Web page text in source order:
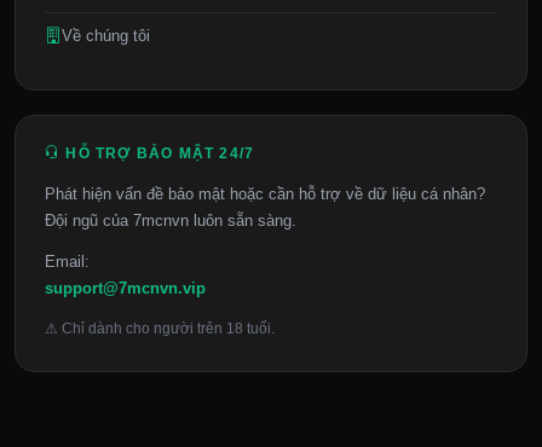
Về chúng tôi
HỖ TRỢ BẢO MẬT 24/7
Phát hiện vấn đề bảo mật hoặc cần hỗ trợ về dữ liệu cá nhân?
Đội ngũ của 7mcnvn luôn sẵn sàng.
Email:
support@7mcnvn.vip
⚠ Chỉ dành cho người trên 18 tuổi.